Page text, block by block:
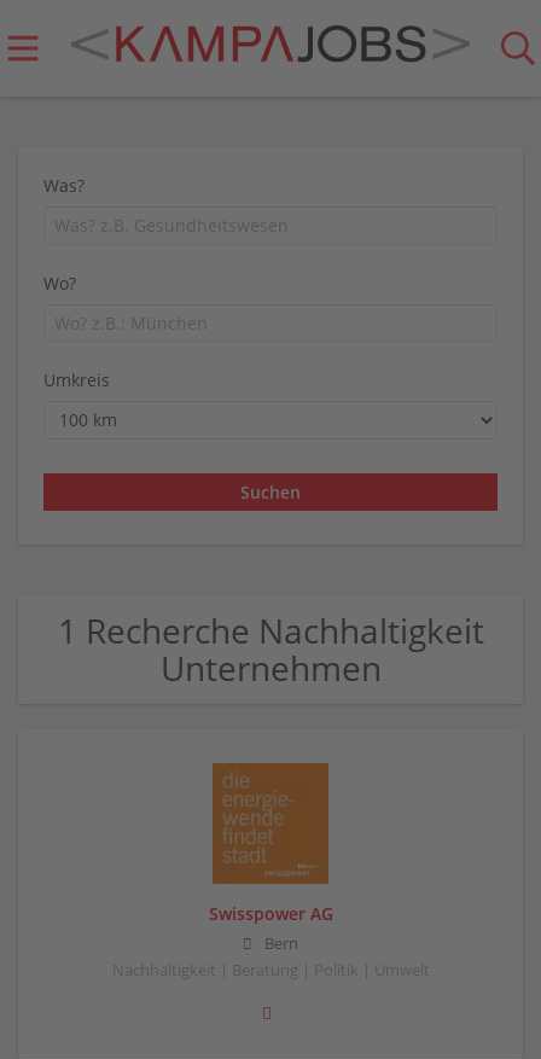
Was?
Wo?
Umkreis
1 Recherche Nachhaltigkeit
Unternehmen
Swisspower AG
Bern
Nachhaltigkeit | Beratung | Politik | Umwelt